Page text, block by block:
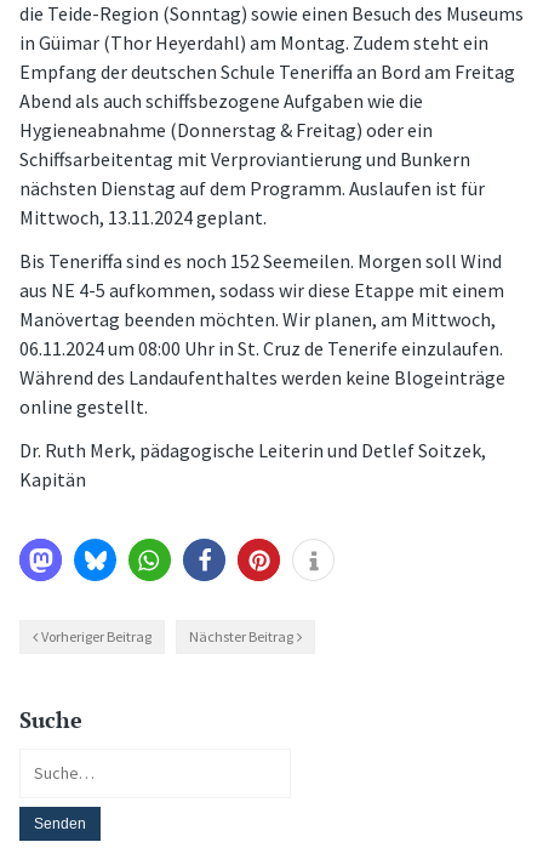
die Teide-Region (Sonntag) sowie einen Besuch des Museums
in Güimar (Thor Heyerdahl) am Montag. Zudem steht ein
Empfang der deutschen Schule Teneriffa an Bord am Freitag
Abend als auch schiffsbezogene Aufgaben wie die
Hygieneabnahme (Donnerstag & Freitag) oder ein
Schiffsarbeitentag mit Verproviantierung und Bunkern
nächsten Dienstag auf dem Programm. Auslaufen ist für
Mittwoch, 13.11.2024 geplant.
Bis Teneriffa sind es noch 152 Seemeilen. Morgen soll Wind
aus NE 4-5 aufkommen, sodass wir diese Etappe mit einem
Manövertag beenden möchten. Wir planen, am Mittwoch,
06.11.2024 um 08:00 Uhr in St. Cruz de Tenerife einzulaufen.
Während des Landaufenthaltes werden keine Blogeinträge
online gestellt.
Dr. Ruth Merk, pädagogische Leiterin und Detlef Soitzek,
Kapitän
Vorheriger Beitrag Nächster Beitrag
Suche